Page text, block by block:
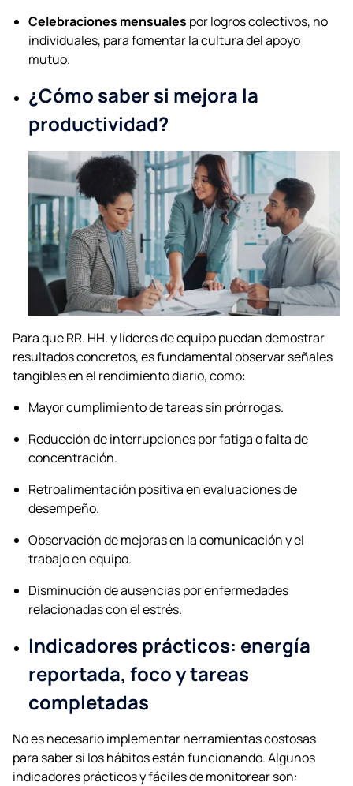
Celebraciones mensuales por logros colectivos, no
individuales, para fomentar la cultura del apoyo
mutuo.
¿Cómo saber si mejora la
productividad?
Para que RR. HH. y líderes de equipo puedan demostrar
resultados concretos, es fundamental observar señales
tangibles en el rendimiento diario, como:
Mayor cumplimiento de tareas sin prórrogas.
Reducción de interrupciones por fatiga o falta de
concentración.
Retroalimentación positiva en evaluaciones de
desempeño.
Observación de mejoras en la comunicación y el
trabajo en equipo.
Disminución de ausencias por enfermedades
relacionadas con el estrés.
Indicadores prácticos: energía
reportada, foco y tareas
completadas
No es necesario implementar herramientas costosas
para saber si los hábitos están funcionando. Algunos
indicadores prácticos y fáciles de monitorear son: